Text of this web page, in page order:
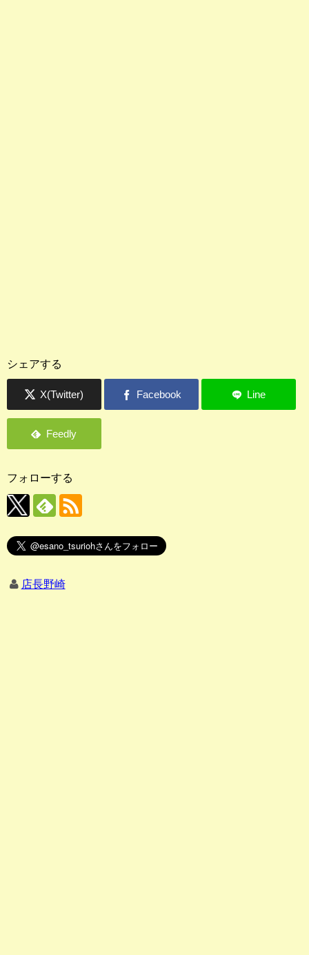
シェアする
フォローする
店長野崎